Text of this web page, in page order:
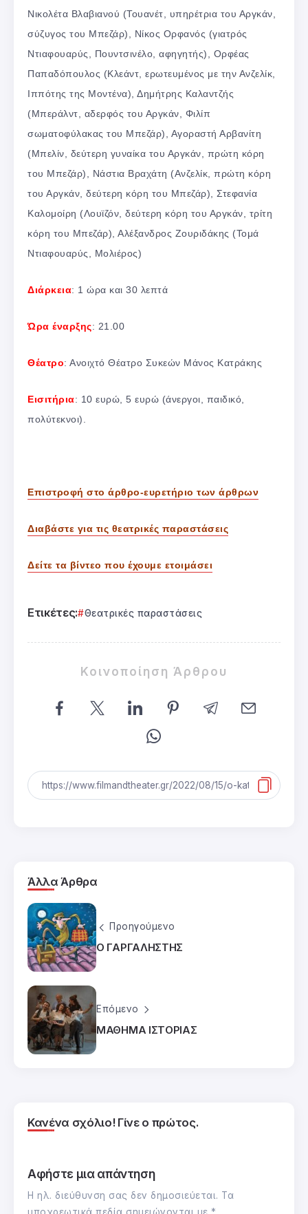
Νικολέτα Βλαβιανού (Τουανέτ, υπηρέτρια του Αργκάν,
σύζυγος του Μπεζάρ), Νίκος Ορφανός (γιατρός
Ντιαφουαρύς, Πουντσινέλο, αφηγητής), Ορφέας
Παπαδόπουλος (Κλεάντ, ερωτευμένος με την Ανζελίκ,
Ιππότης της Μοντένα), Δημήτρης Καλαντζής
(Μπεράλντ, αδερφός του Αργκάν, Φιλίπ
σωματοφύλακας του Μπεζάρ), Αγοραστή Αρβανίτη
(Μπελίν, δεύτερη γυναίκα του Αργκάν, πρώτη κόρη
του Μπεζάρ), Νάστια Βραχάτη (Ανζελίκ, πρώτη κόρη
του Αργκάν, δεύτερη κόρη του Μπεζάρ), Στεφανία
Καλομοίρη (Λουϊζόν, δεύτερη κόρη του Αργκάν, τρίτη
κόρη του Μπεζάρ), Αλέξανδρος Ζουριδάκης (Τομά
Ντιαφουαρύς, Μολιέρος)
Διάρκεια: 1 ώρα και 30 λεπτά
Ώρα έναρξης: 21.00
Θέατρο: Ανοιχτό Θέατρο Συκεών Μάνος Κατράκης
Εισιτήρια: 10 ευρώ, 5 ευρώ (άνεργοι, παιδικό,
πολύτεκνοι).
Επιστροφή στο άρθρο-ευρετήριο των άρθρων
Διαβάστε για τις θεατρικές παραστάσεις
Δείτε τα βίντεο που έχουμε ετοιμάσει
Ετικέτες: Θεατρικές παραστάσεις
Κοινοποίηση Άρθρου
Άλλα Άρθρα
Προηγούμενο
Ο ΓΑΡΓΑΛΗΣΤΗΣ
Επόμενο
ΜΑΘΗΜΑ ΙΣΤΟΡΙΑΣ
Κανένα σχόλιο! Γίνε ο πρώτος.
Αφήστε μια απάντηση
Η ηλ. διεύθυνση σας δεν δημοσιεύεται. Τα